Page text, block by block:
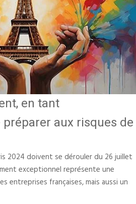
en tant
préparer aux risques de
2024 doivent se dérouler du 26 juillet
exceptionnel représente une
entreprises françaises, mais aussi un